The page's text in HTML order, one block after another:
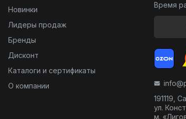
Новинки
Лидеры продаж
Бренды
Дисконт
Каталоги и сертификаты
О компании
Время
191119,
ул.
м.